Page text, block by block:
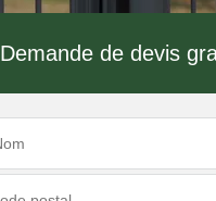
Demande de devis